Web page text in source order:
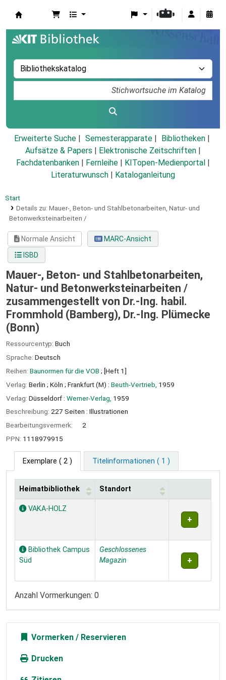
Erweiterte Suche Semesterapparate
Bibliotheken
Aufsätze & Papers
Elektronische Zeitschriften
Fachdatenbanken
Fernleihe KITopen-Medienportal
Literaturwunsch
Kataloganleitung
Start
Details zu: Mauer-, Beton- und Stahlbetonarbeiten, Natur- und
Betonwerksteinarbeiten /
Normale Ansicht
MARC-Ansicht
ISBD
Mauer-, Beton- und Stahlbetonarbeiten,
Natur- und Betonwerksteinarbeiten /
zusammengestellt von Dr.-Ing. habil.
Frommhold (Bamberg), Dr.-Ing. Plümecke
(Bonn)
Ressourcentyp: Buch
Sprache: Deutsch
Reihen: Baunormen für die VOB ; [Heft 1]
Verlag: Berlin ; Köln ; Frankfurt (M) : Beuth-Vertrieb, 1959
Verlag: Düsseldorf : Werner-Verlag, 1959
Beschreibung: 227 Seiten : Illustrationen
Bearbeitungsvermerk:
2
PPN: 1118979915
Exemplare ( 2 ) Titelinformationen ( 1 )
Exemplare
Heimatbibliothek Standort
VAKA-HOLZ
Bibliothek Campus
Süd
Geschlossenes
Magazin
Anzahl Vormerkungen: 0
Vormerken
Drucken